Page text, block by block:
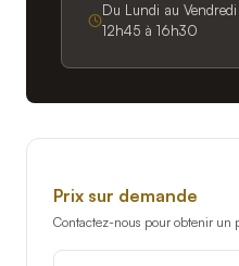
Du Lundi au
12h45 à 16h30
Prix sur demande
Contactez-nous pour obtenir un